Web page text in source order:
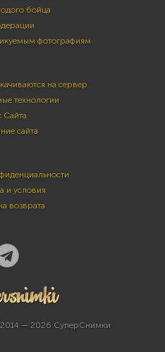
бойца
фотографиям
на сервер
технологии
Сайта
сайта
и условия
возврата
— 2026 СуперСнимки